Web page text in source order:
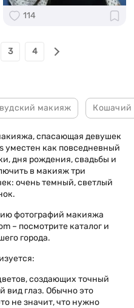
114
3 4
макияж Кошачий
спасающая девушек
уместен как повседневный
дня рождения, свадьбы и
в макияж три
очень темный, светлый
фотографий макияжа
– посмотрите каталог и
города.
создающих точный
вид глаз. Обычно это
не значит, что нужно